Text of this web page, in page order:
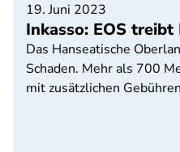
19. Juni 2023
Inkasso: EOS
Das Hanseatische
Schaden. Mehr als 700
mit zusätzlichen